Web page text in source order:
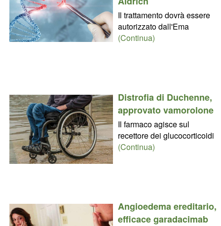
Il trattamento dovrà essere
autorizzato dall'Ema
(Continua)
Distrofia di Duchenne,
approvato vamorolone
Il farmaco agisce sul
recettore dei glucocorticoidi
(Continua)
Angioedema ereditario,
efficace garadacimab